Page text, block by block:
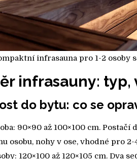
infrasauna pro 1-2 osoby
infrasauny:
do bytu: co se
90×90 až 100×100 cm.
osobu, nohy v ose, vhodné pro
120×100 až 120×105 cm. Dva